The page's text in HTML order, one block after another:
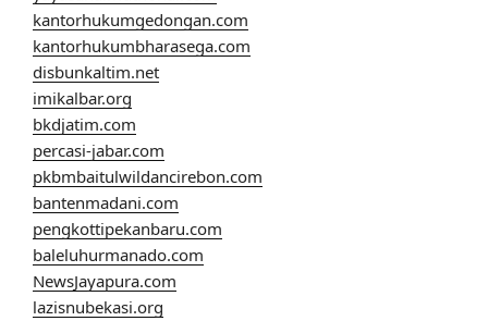
kantorhukumgedongan.com
kantorhukumbharasega.com
disbunkaltim.net
imikalbar.org
bkdjatim.com
percasi-jabar.com
pkbmbaitulwildancirebon.com
bantenmadani.com
pengkottipekanbaru.com
baleluhurmanado.com
NewsJayapura.com
lazisnubekasi.org